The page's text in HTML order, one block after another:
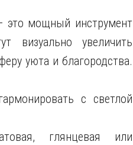
это мощный инструмент
визуально увеличить
уюта и благородства.
с светлой
глянцевая или